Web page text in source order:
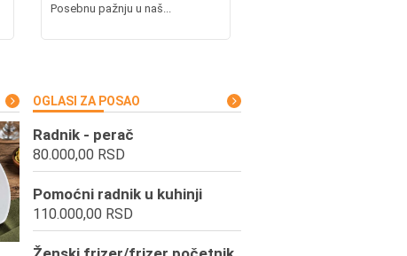
Posebnu pažnju u naš...
OGLASI ZA POSAO
Radnik - perač
80.000,00 RSD
Pomoćni radnik u kuhinji
110.000,00 RSD